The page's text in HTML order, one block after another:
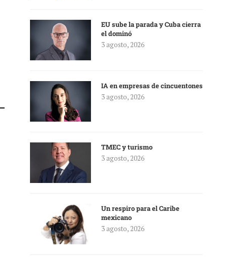
EU sube la parada y Cuba cierra
el dominó
3 agosto, 2026
IA en empresas de cincuentones
3 agosto, 2026
TMEC y turismo
3 agosto, 2026
Un respiro para el Caribe
mexicano
3 agosto, 2026